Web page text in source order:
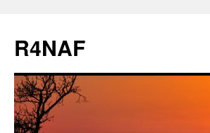
R4NAF